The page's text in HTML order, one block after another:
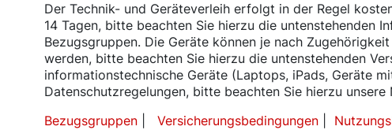
Der Technik- und Geräteverleih erfolgt in der Regel
14 Tagen, bitte beachten Sie hierzu die untenstehenden
Bezugsgruppen. Die Geräte können je nach
werden, bitte beachten Sie hierzu die untenstehenden
informationstechnische Geräte (Laptops, iPads, Geräte
Datenschutzregelungen, bitte beachten Sie hierzu unsere
Bezugsgruppen
Versicherungsbedingungen